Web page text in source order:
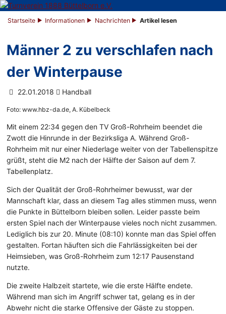
Startseite Informationen Nachrichten Artikel lesen
Männer 2 zu verschlafen nach
der Winterpause
22.01.2018 Handball
Foto: www.hbz-da.de, A. Kübelbeck
Mit einem 22:34 gegen den TV Groß-Rohrheim beendet die
Zwott die Hinrunde in der Bezirksliga A. Während Groß-
Rohrheim mit nur einer Niederlage weiter von der Tabellenspitze
grüßt, steht die M2 nach der Hälfte der Saison auf dem 7.
Tabellenplatz.
Sich der Qualität der Groß-Rohrheimer bewusst, war der
Mannschaft klar, dass an diesem Tag alles stimmen muss, wenn
die Punkte in Büttelborn bleiben sollen. Leider passte beim
ersten Spiel nach der Winterpause vieles noch nicht zusammen.
Lediglich bis zur 20. Minute (08:10) konnte man das Spiel offen
gestalten. Fortan häuften sich die Fahrlässigkeiten bei der
Heimsieben, was Groß-Rohrheim zum 12:17 Pausenstand
nutzte.
Die zweite Halbzeit startete, wie die erste Hälfte endete.
Während man sich im Angriff schwer tat, gelang es in der
Abwehr nicht die starke Offensive der Gäste zu stoppen.